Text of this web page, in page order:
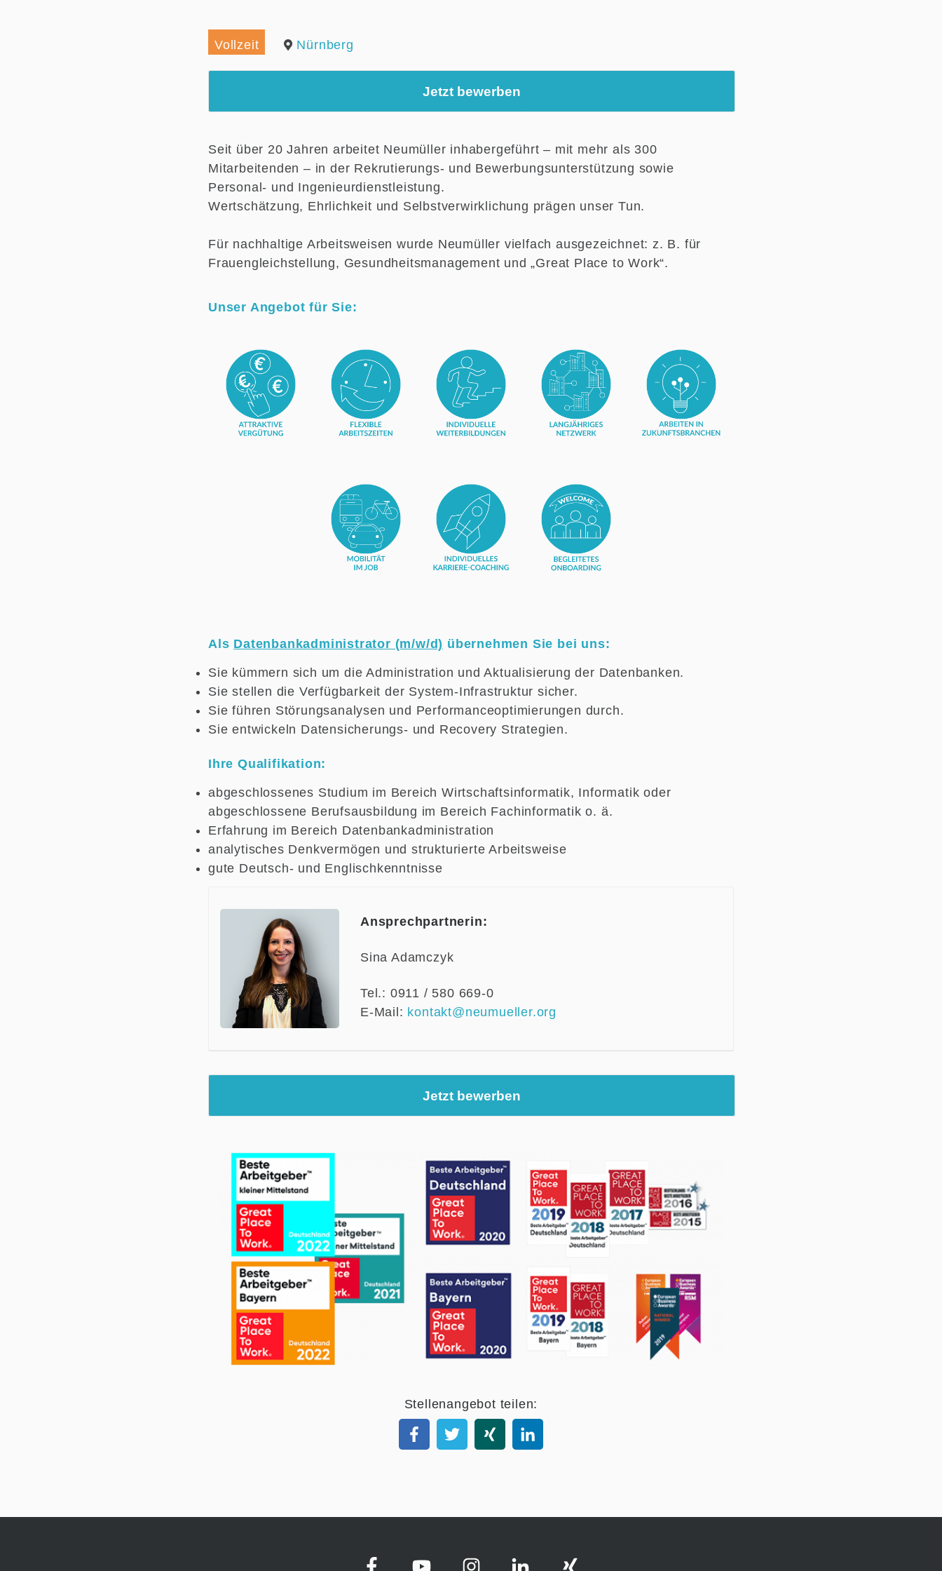
Vollzeit Nürnberg
Jetzt bewerben
Seit über 20 Jahren arbeitet Neumüller inhabergeführt – mit mehr als 300
Mitarbeitenden – in der Rekrutierungs- und Bewerbungsunterstützung sowie
Personal- und Ingenieurdienstleistung.
Wertschätzung, Ehrlichkeit und Selbstverwirklichung prägen unser Tun.
Für nachhaltige Arbeitsweisen wurde Neumüller vielfach ausgezeichnet: z. B. für
Frauengleichstellung, Gesundheitsmanagement und „Great Place to Work“.
Unser Angebot für Sie:
Als Datenbankadministrator (m/w/d) übernehmen Sie bei uns:
Sie kümmern sich um die Administration und Aktualisierung der Datenbanken.
Sie stellen die Verfügbarkeit der System-Infrastruktur sicher.
Sie führen Störungsanalysen und Performanceoptimierungen durch.
Sie entwickeln Datensicherungs- und Recovery Strategien.
Ihre Qualifikation:
abgeschlossenes Studium im Bereich Wirtschaftsinformatik, Informatik oder
abgeschlossene Berufsausbildung im Bereich Fachinformatik o. ä.
Erfahrung im Bereich Datenbankadministration
analytisches Denkvermögen und strukturierte Arbeitsweise
gute Deutsch- und Englischkenntnisse
Ansprechpartnerin:
Sina Adamczyk
Tel.: 0911 / 580 669-0
E-Mail: kontakt@neumueller.org
Jetzt bewerben
Stellenangebot teilen: